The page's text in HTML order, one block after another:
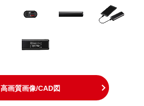
高画質画像/CAD図